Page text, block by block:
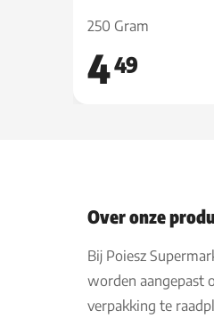
250 Gram
449
Over onze
Bij Poiesz
worden aangepast
verpakking te